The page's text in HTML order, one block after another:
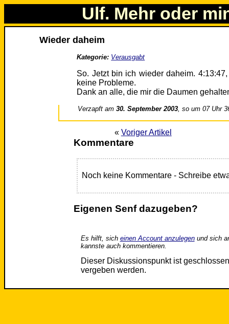
Ulf. Mehr oder
Wieder daheim
Kategorie: Verausgabt
So. Jetzt bin ich wieder daheim.
keine Probleme.
Dank an alle, die mir die Daumen
Verzapft am30. September 2003, so um 07 Uhr
« Voriger Artikel
Kommentare
Noch keine Kommentare - Schreibe
Eigenen Senf dazugeben?
Es hilft, sich einen Account anzulegenund sich
kannste auch kommentieren.
Dieser Diskussionspunkt ist
vergeben werden.